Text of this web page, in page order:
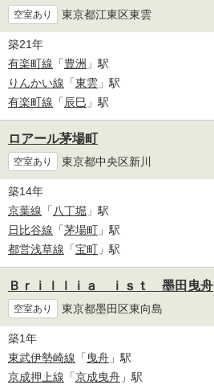
空室あり 東京都江東区東雲
築21年
有楽町線 「豊洲 」駅
りんかい線 「東雲 」駅
有楽町線 「辰巳 」駅
ロアール茅場町
空室あり 東京都中央区新川
築14年
京葉線 「 八丁堀 」駅
日比谷線 「茅場町 」駅
都営浅草線 「宝町 」駅
Ｂｒｉｌｌｉａ ｉｓｔ 墨田曳舟
空室あり 東京都墨田区東向島
築1年
東武伊勢崎線 「 曳舟 」駅
京成押上線 「京成曳舟 」駅